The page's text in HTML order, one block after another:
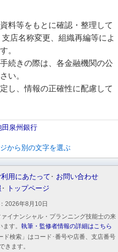
料等をもとに確認・整理して
店名称変更、組織再編等によ
。
続きの際は、各金融機関の公
い。
し、情報の正確性に配慮して
田泉州銀行
から別の文字を選ぶ
利用にあたって
お問い合わせ
トップページ
2026年8月10日
イナンシャル・プランニング技能士の来
す。 執筆・監修者情報の詳細はこちら
ド検索」はコード･番号や店番、支店番号
きます。